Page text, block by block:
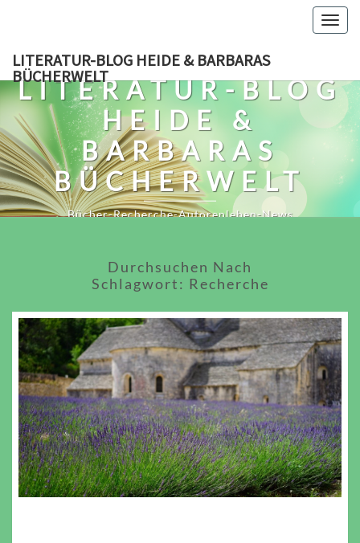
content
LITERATUR-BLOG HEIDE & BARBARAS
BÜCHERWELT
LITERATUR-BLOG
HEIDE &
BARBARAS
BÜCHERWELT
Bücher-Recherche-Autorenleben-News
Durchsuchen Nach
Schlagwort: Recherche